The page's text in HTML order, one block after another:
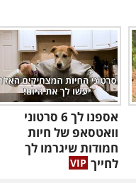
אספנו לך 6 סרטוני
וואטסאפ של חיות
חמודות שיגרמו לך
לחייך